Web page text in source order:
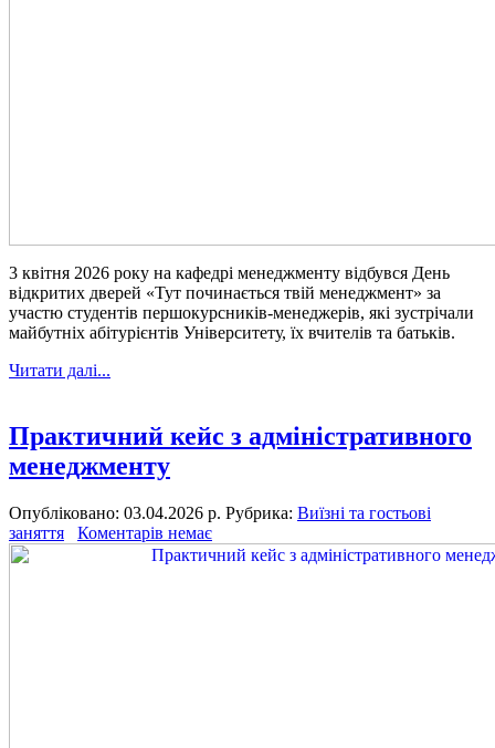
3 квітня 2026 року на кафедрі менеджменту відбувся День
відкритих дверей «Тут починається твій менеджмент» за
участю студентів першокурсників-менеджерів, які зустрічали
майбутніх абітурієнтів Університету, їх вчителів та батьків.
Читати далі...
Практичний кейс з адміністративного
менеджменту
Опубліковано: 03.04.2026 р. Рубрика: Виїзні та гостьові
заняття
Коментарів немає